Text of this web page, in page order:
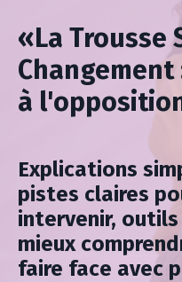
«La Trousse
à
Explications
pistes claires
intervenir,
mieux
faire face avec